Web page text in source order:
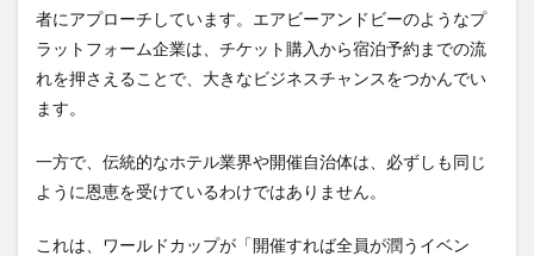
者にアプローチしています。エアビーアンドビーのようなプ
ラットフォーム企業は、チケット購入から宿泊予約までの流
れを押さえることで、大きなビジネスチャンスをつかんでい
ます。
一方で、伝統的なホテル業界や開催自治体は、必ずしも同じ
ように恩恵を受けているわけではありません。
これは、ワールドカップが「開催すれば全員が潤うイベン